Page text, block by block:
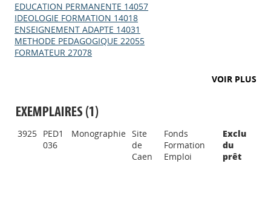
EDUCATION PERMANENTE 14057
IDEOLOGIE FORMATION 14018
ENSEIGNEMENT ADAPTE 14031
METHODE PEDAGOGIQUE 22055
FORMATEUR 27078
VOIR PLUS
EXEMPLAIRES (1)
3925 PED1
036
Monographie Site
de
Caen
Fonds
Formation
Emploi
Exclu
du
prêt
Déposer une actu !